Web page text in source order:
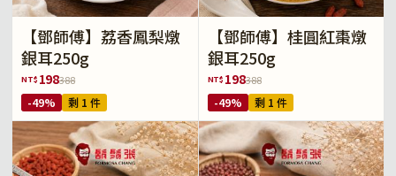
【鄧師傅】荔香鳳梨燉
銀耳250g
NT$ 198388
-49% 剩 1 件
【鄧師傅】桂圓紅棗燉
銀耳250g
NT$ 198388
-49% 剩 1 件